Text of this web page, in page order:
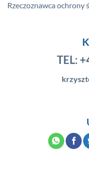
Rzeczoznawca ochrony
TEL: